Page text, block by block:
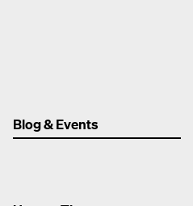
Blog & Events